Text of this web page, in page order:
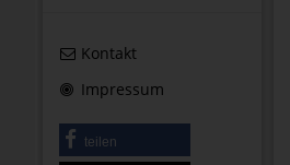
Kontakt
Impressum
teilen